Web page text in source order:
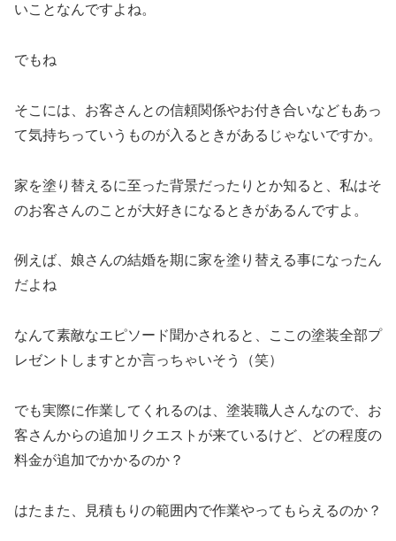
いことなんですよね。
でもね
そこには、お客さんとの信頼関係やお付き合いなどもあっ
て気持ちっていうものが入るときがあるじゃないですか。
家を塗り替えるに至った背景だったりとか知ると、私はそ
のお客さんのことが大好きになるときがあるんですよ。
例えば、娘さんの結婚を期に家を塗り替える事になったん
だよね
なんて素敵なエピソード聞かされると、ここの塗装全部プ
レゼントしますとか言っちゃいそう（笑）
でも実際に作業してくれるのは、塗装職人さんなので、お
客さんからの追加リクエストが来ているけど、どの程度の
料金が追加でかかるのか？
はたまた、見積もりの範囲内で作業やってもらえるのか？